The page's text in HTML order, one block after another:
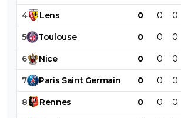
4 Lens 0 0 0
5 Toulouse 0 0 0
6 Nice 0 0 0
7 Paris Saint Germain 0 0 0
8 Rennes 0 0 0